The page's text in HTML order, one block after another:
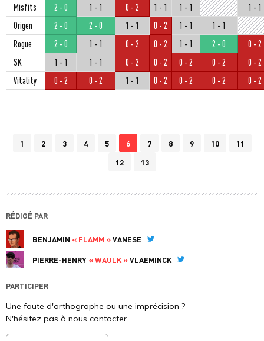
Misfits
2 - 0 1 - 1 0 - 2 1 - 1 1 - 1
1 - 1
Origen
2 - 0 2 - 0 1 - 1 0 - 2 1 - 1
1 - 1
Rogue
2 - 0 1 - 1 0 - 2 0 - 2 1 - 1 2 - 0
0 - 2
SK
1 - 1 1 - 1 0 - 2 0 - 2 0 - 2 0 - 2
0 - 2
Vitality
0 - 2 0 - 2 1 - 1 0 - 2 0 - 2 0 - 2 0 - 2
1 2 3 4 5 6 7 8 9 10
11
12
13
RÉDIGÉ PAR
BENJAMIN « FLAMM »VANESE
PIERRE-HENRY « WAULK »VLAEMINCK
PARTICIPER
Une faute d'orthographe ou une imprécision ?
N'hésitez pas à nous contacter.